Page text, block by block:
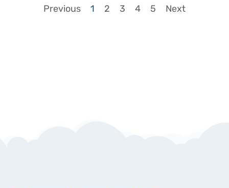
Previous 1 2 3 4 5 Next